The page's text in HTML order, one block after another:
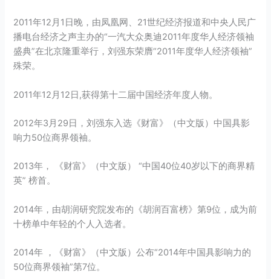
2011年12月1日晚，由凤凰网、21世纪经济报道和中央人民广
播电台经济之声主办的“一汽大众奥迪2011年度华人经济领袖
盛典”在北京隆重举行，刘强东荣膺“2011年度华人经济领袖”
殊荣。
2011年12月12日,获得第十二届中国经济年度人物。
2012年3月29日，刘强东入选《财富》（中文版）中国具影
响力50位商界领袖。
2013年， 《财富》（中文版） “中国40位40岁以下的商界精
英” 榜首。
2014年，由胡润研究院发布的《胡润百富榜》第9位，成为前
十榜单中年轻的个人入选者。
2014年 ，《财富》（中文版）公布“2014年中国具影响力的
50位商界领袖”第7位。